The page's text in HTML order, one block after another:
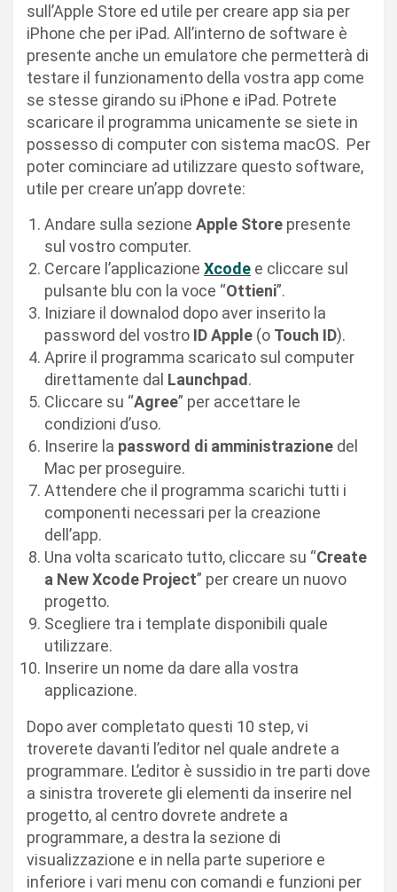
sull’Apple Store ed utile per creare app sia per
iPhone che per iPad. All’interno de software è
presente anche un emulatore che permetterà di
testare il funzionamento della vostra app come
se stesse girando su iPhone e iPad. Potrete
scaricare il programma unicamente se siete in
possesso di computer con sistema macOS. Per
poter cominciare ad utilizzare questo software,
utile per creare un’app dovrete:
Andare sulla sezione Apple Store presente
sul vostro computer.
Cercare l’applicazione Xcode e cliccare sul
pulsante blu con la voce “Ottieni”.
Iniziare il downalod dopo aver inserito la
password del vostro ID Apple (o Touch ID).
Aprire il programma scaricato sul computer
direttamente dal Launchpad.
Cliccare su “Agree” per accettare le
condizioni d’uso.
Inserire la password di amministrazione del
Mac per proseguire.
Attendere che il programma scarichi tutti i
componenti necessari per la creazione
dell’app.
Una volta scaricato tutto, cliccare su “Create
a New Xcode Project” per creare un nuovo
progetto.
Scegliere tra i template disponibili quale
utilizzare.
Inserire un nome da dare alla vostra
applicazione.
Dopo aver completato questi 10 step, vi
troverete davanti l’editor nel quale andrete a
programmare. L’editor è sussidio in tre parti dove
a sinistra troverete gli elementi da inserire nel
progetto, al centro dovrete andrete a
programmare, a destra la sezione di
visualizzazione e in nella parte superiore e
inferiore i vari menu con comandi e funzioni per